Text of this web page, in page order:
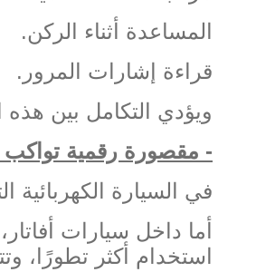
المساعدة أثناء الركن.
قراءة إشارات المرور .
ويؤدي التكامل بين هذه
- مقصورة رقمية تواكب
في السيارة
أما داخل سيارات
استخدام أكثر تطورًا،